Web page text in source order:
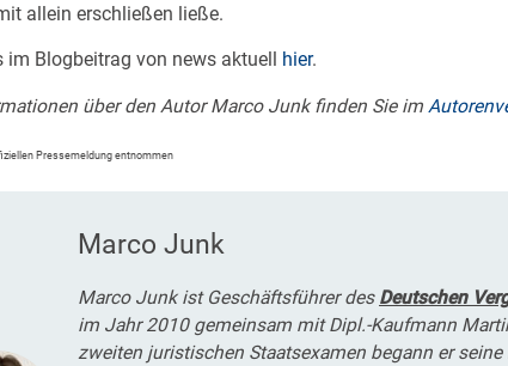
allein erschließen ließe.
im Blogbeitrag von news aktuell hier.
über den Autor Marco Junk finden Sie im
Pressemeldung entnommen
Marco Junk
Marco Junk ist Geschäftsführer des Deutschen
im Jahr 2010 gemeinsam mit Dipl.-Kaufmann
zweiten juristischen Staatsexamen begann er